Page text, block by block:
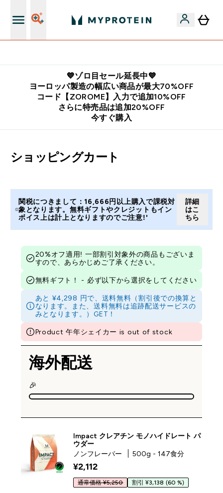
💙ゾロ目セール延長中💙
ヨーロッパ製造の幅広い商品が最大70%OFF
コード【ZOROME】入力で追加10%OFF
さらに特売品は追加20%OFF
今すぐ購入
ショッピングカート
関税につきまして：16,666円以上購入で課税対
象となります。無料ギフトやクレジットもイン
ボイス上は計上となりますのでご注意!'
詳細
はこ
ちら
20%オフ適用! 一部割引対象外の商品もございま
すので、あらかじめご了承ください。
無料ギフト！ - 必ず以下から選択をしてください
あと ¥4,298 円で、送料無料（割引後での換算と
なります。また、送料無料は追跡配送サービスの
みとなります。）GET！
Product 午年シェイカー is out of stock
海外配送
🎉
Impact クレアチン モノハイドレート パ
ウダー
ノンフレーバー
500g - 147食分
¥2,112‎
通常価格 ¥5,250 割引 ¥3,138 (60 %)